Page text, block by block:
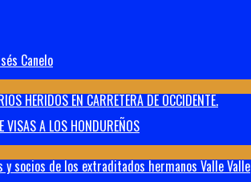
Canelo
HERIDOS EN CARRETERA DE OCCIDENTE.
VISAS A LOS HONDUREÑOS
socios de los extraditados hermanos Valle Valle